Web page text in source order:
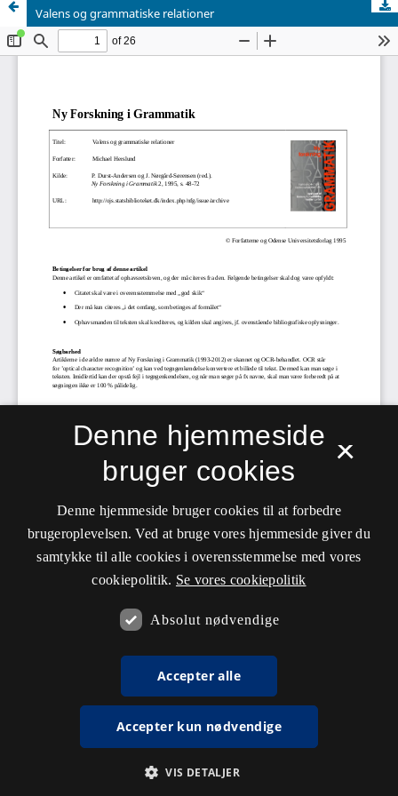
Valens og grammatiske relationer
×
Denne hjemmeside
bruger cookies
Denne hjemmeside bruger cookies til at forbedre
brugeroplevelsen. Ved at bruge vores hjemmeside giver du
samtykke til alle cookies i overensstemmelse med vores
cookiepolitik. Se vores cookiepolitik
Absolut nødvendige
Accepter alle
Accepter kun nødvendige
VIS DETALJER